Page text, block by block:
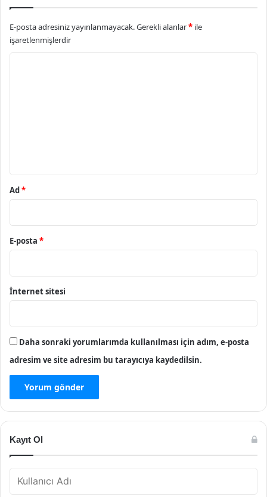
E-posta adresiniz yayınlanmayacak.Gerekli alanlar* ile
işaretlenmişlerdir
Ad*
E-posta *
İnternet sitesi
Daha sonraki yorumlarımda kullanılması için adım, e-posta
adresim ve site adresim bu tarayıcıya kaydedilsin.
Kayıt Ol